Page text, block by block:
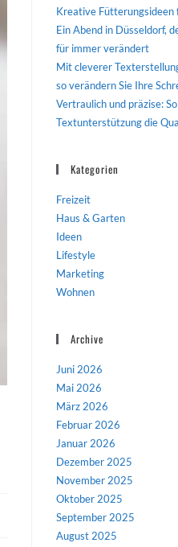
Kreative Fütterungsideen
Ein Abend in Düsseldorf,
für immer verändert
Mit cleverer
so verändern Sie Ihre
Vertraulich und präzise:
Textunterstützung die
Kategorien
Freizeit
Haus & Garten
Ideen
Lifestyle
Marketing
Wohnen
Archive
Juni 2026
Mai 2026
März 2026
Februar 2026
Januar 2026
Dezember 2025
November 2025
Oktober 2025
September 2025
August 2025